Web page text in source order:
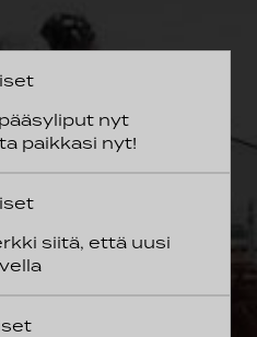
nyt
paikkasi nyt!
siitä, että uusi